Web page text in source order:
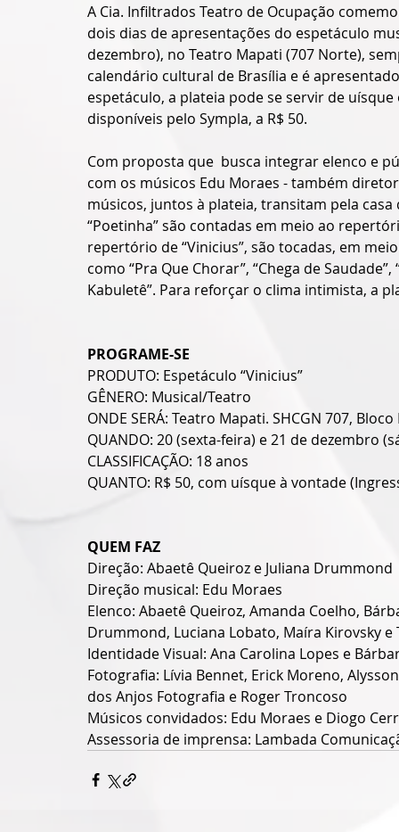
A Cia. Infiltrados Teatro de Ocupação
dois dias de apresentações do espetáculo
dezembro), no Teatro Mapati (707 Norte),
calendário cultural de Brasília e é
espetáculo, a plateia pode se servir de
disponíveis pelo Sympla, a R$ 50.
Com proposta que  busca integrar elenco e
com os músicos Edu Moraes - também
músicos, juntos à plateia, transitam pela
“Poetinha” são contadas em meio ao
repertório de “Vinicius”, são tocadas, em
como “Pra Que Chorar”, “Chega de
Kabuletê”. Para reforçar o clima intimista, a
PROGRAME-SE
PRODUTO: Espetáculo “Vinicius”
GÊNERO: Musical/Teatro
ONDE SERÁ: Teatro Mapati. SHCGN 707,
QUANDO: 20 (sexta-feira) e 21 de dezembro
CLASSIFICAÇÃO: 18 anos
QUANTO: R$ 50, com uísque à vontade
QUEM FAZ
Direção: Abaetê Queiroz e Juliana Drummond
Direção musical: Edu Moraes
Elenco: Abaetê Queiroz, Amanda Coelho,
Drummond, Luciana Lobato, Maíra Kirovsky e
Identidade Visual: Ana Carolina Lopes e
Fotografia: Lívia Bennet, Erick Moreno,
dos Anjos Fotografia e Roger Troncoso
Músicos convidados: Edu Moraes e Diogo
Assessoria de imprensa: Lambada